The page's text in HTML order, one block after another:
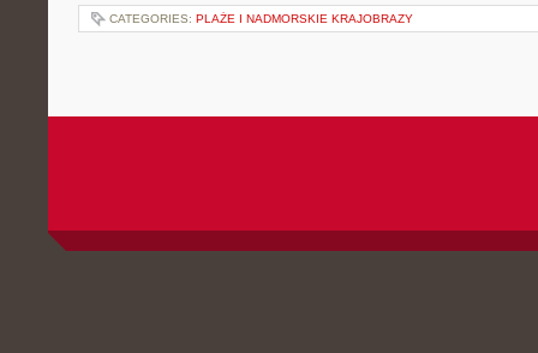
CATEGORIES: PLAŻE I NADMORSKIE KRAJOBRAZY